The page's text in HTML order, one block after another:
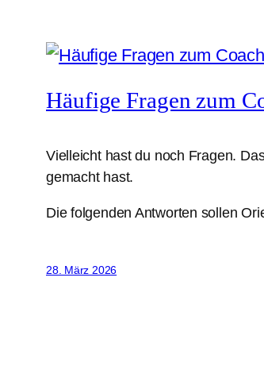
Häufige Fragen zum
Vielleicht hast du noch Fragen.
gemacht hast.
Die folgenden Antworten sollen
28. März 2026